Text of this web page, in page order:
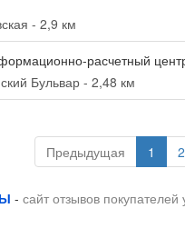
- 2,9 км
расчетный
Бульвар - 2,48 км
Предыдущая 1 2
- сайт отзывов покупателей